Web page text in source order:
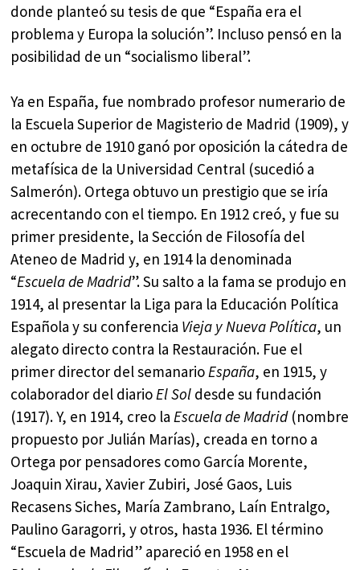
donde planteó su tesis de que “España era el
problema y Europa la solución”. Incluso pensó en la
posibilidad de un “socialismo liberal”.
Ya en España, fue nombrado profesor numerario de
la Escuela Superior de Magisterio de Madrid (1909), y
en octubre de 1910 ganó por oposición la cátedra de
metafísica de la Universidad Central (sucedió a
Salmerón). Ortega obtuvo un prestigio que se iría
acrecentando con el tiempo. En 1912 creó, y fue su
primer presidente, la Sección de Filosofía del
Ateneo de Madrid y, en 1914 la denominada
“Escuela de Madrid”. Su salto a la fama se produjo en
1914, al presentar la Liga para la Educación Política
Española y su conferencia Vieja y Nueva Política, un
alegato directo contra la Restauración. Fue el
primer director del semanarioEspaña, en 1915, y
colaborador del diarioEl Sol desde su fundación
(1917). Y, en 1914, creo laEscuela de Madrid(nombre
propuesto por Julián Marías), creada en torno a
Ortega por pensadores como García Morente,
Joaquin Xirau, Xavier Zubiri, José Gaos, Luis
Recasens Siches, María Zambrano, Laín Entralgo,
Paulino Garagorri, y otros, hasta 1936. El término
“Escuela de Madrid” apareció en 1958 en el